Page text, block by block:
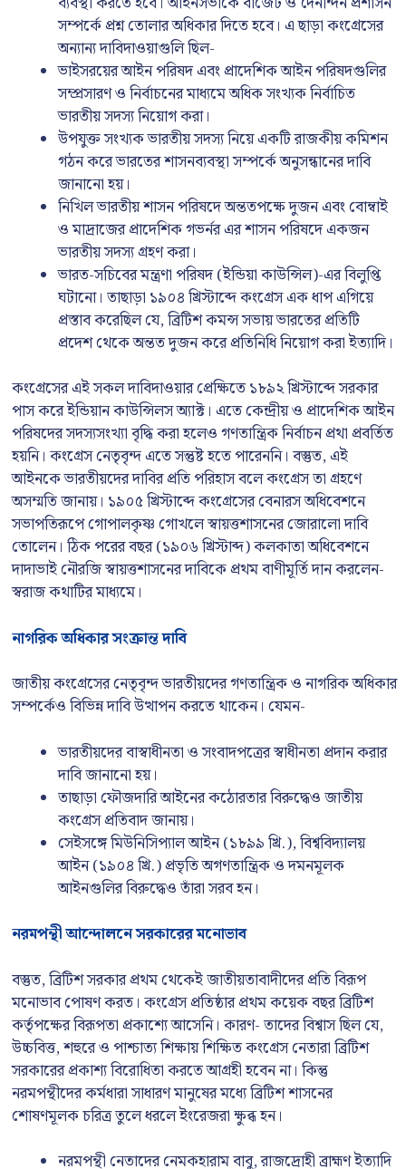
সম্পর্কে প্রশ্ন তোলার অধিকার দিতে হবে। এ ছাড়া কংগ্রেসের
অন্যান্য দাবিদাওয়াগুলি ছিল-
ভাইসরয়ের আইন পরিষদ এবং প্রাদেশিক আইন পরিষদগুলির
সম্প্রসারণ ও নির্বাচনের মাধ্যমে অধিক সংখ্যক নির্বাচিত
ভারতীয় সদস্য নিয়োগ করা।
উপযুক্ত সংখ্যক ভারতীয় সদস্য নিয়ে একটি রাজকীয় কমিশন
গঠন করে ভারতের শাসনব্যবস্থা সম্পর্কে অনুসন্ধানের দাবি
জানানো হয়।
নিখিল ভারতীয় শাসন পরিষদে অন্ততপক্ষে দুজন এবং বোম্বাই
ও মাদ্রাজের প্রাদেশিক গভর্নর এর শাসন পরিষদে একজন
ভারতীয় সদস্য গ্রহণ করা।
ভারত-সচিবের মন্ত্রণা পরিষদ (ইন্ডিয়া কাউন্সিল)-এর বিলুপ্তি
ঘটানো। তাছাড়া ১৯০৪ খ্রিস্টাব্দে কংগ্রেস এক ধাপ এগিয়ে
প্রস্তাব করেছিল যে, ব্রিটিশ কমন্স সভায় ভারতের প্রতিটি
প্রদেশ থেকে অন্তত দুজন করে প্রতিনিধি নিয়োগ করা ইত্যাদি।
কংগ্রেসের এই সকল দাবিদাওয়ার প্রেক্ষিতে ১৮৯২ খ্রিস্টাব্দে সরকার
পাস করে ইন্ডিয়ান কাউন্সিলস অ্যাক্ট। এতে কেন্দ্রীয় ও প্রাদেশিক আইন
পরিষদের সদস্যসংখ্যা বৃদ্ধি করা হলেও গণতান্ত্রিক নির্বাচন প্রথা প্রবর্তিত
হয়নি। কংগ্রেস নেতৃবৃন্দ এতে সন্তুষ্ট হতে পারেননি। বস্তুত, এই
আইনকে ভারতীয়দের দাবির প্রতি পরিহাস বলে কংগ্রেস তা গ্রহণে
অসম্মতি জানায়। ১৯০৫ খ্রিস্টাব্দে কংগ্রেসের বেনারস অধিবেশনে
সভাপতিরূপে গোপালকৃষ্ণ গোখলে স্বায়ত্তশাসনের জোরালো দাবি
তোলেন। ঠিক পরের বছর (১৯০৬ খ্রিস্টাব্দ) কলকাতা অধিবেশনে
দাদাভাই নৌরজি স্বায়ত্তশাসনের দাবিকে প্রথম বাণীমূর্তি দান করলেন-
স্বরাজ কথাটির মাধ্যমে।
নাগরিক অধিকার সংক্রান্ত দাবি
জাতীয় কংগ্রেসের নেতৃবৃন্দ ভারতীয়দের গণতান্ত্রিক ও নাগরিক অধিকার
সম্পর্কেও বিভিন্ন দাবি উত্থাপন করতে থাকেন। যেমন-
ভারতীয়দের বাস্বাধীনতা ও সংবাদপত্রের স্বাধীনতা প্রদান করার
দাবি জানানো হয়।
তাছাড়া ফৌজদারি আইনের কঠোরতার বিরুদ্ধেও জাতীয়
কংগ্রেস প্রতিবাদ জানায়।
সেইসঙ্গে মিউনিসিপ্যাল আইন (১৮৯৯ খ্রি.), বিশ্ববিদ্যালয়
আইন (১৯০৪ খ্রি.) প্রভৃতি অগণতান্ত্রিক ও দমনমূলক
আইনগুলির বিরুদ্ধেও তাঁরা সরব হন।
নরমপন্থী আন্দোলনে সরকারের মনোভাব
বস্তুত, ব্রিটিশ সরকার প্রথম থেকেই জাতীয়তাবাদীদের প্রতি বিরূপ
মনোভাব পোষণ করত। কংগ্রেস প্রতিষ্ঠার প্রথম কয়েক বছর ব্রিটিশ
কর্তৃপক্ষের বিরূপতা প্রকাশ্যে আসেনি। কারণ- তাদের বিশ্বাস ছিল যে,
উচ্চবিত্ত, শহুরে ও পাশ্চাত্য শিক্ষায় শিক্ষিত কংগ্রেস নেতারা ব্রিটিশ
সরকারের প্রকাশ্য বিরোধিতা করতে আগ্রহী হবেন না। কিন্তু
নরমপন্থীদের কর্মধারা সাধারণ মানুষের মধ্যে ব্রিটিশ শাসনের
শোষণমূলক চরিত্র তুলে ধরলে ইংরেজরা ক্ষুব্ধ হন।
নরমপন্থী নেতাদের নেমকহারাম বাবু, রাজদ্রোহী ব্রাহ্মণ ইত্যাদি